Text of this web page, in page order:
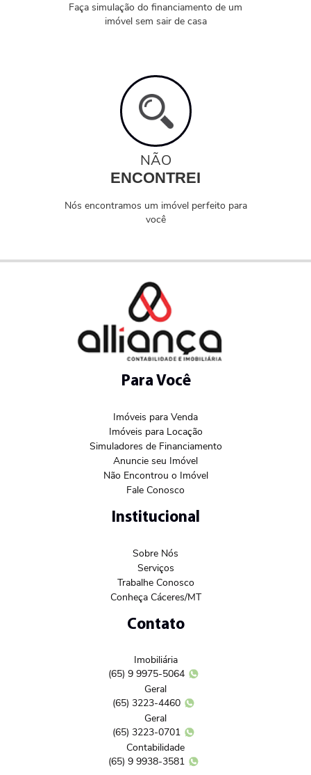
Faça simulação do financiamento de um
imóvel sem sair de casa
NÃO
ENCONTREI
Nós encontramos um imóvel perfeito para
você
Para Você
Imóveis para Venda
Imóveis para Locação
Simuladores de Financiamento
Anuncie seu Imóvel
Não Encontrou o Imóvel
Fale Conosco
Institucional
Sobre Nós
Serviços
Trabalhe Conosco
Conheça Cáceres/MT
Contato
Imobiliária
(65) 9 9975-5064
Geral
(65) 3223-4460
Geral
(65) 3223-0701
Contabilidade
(65) 9 9938-3581